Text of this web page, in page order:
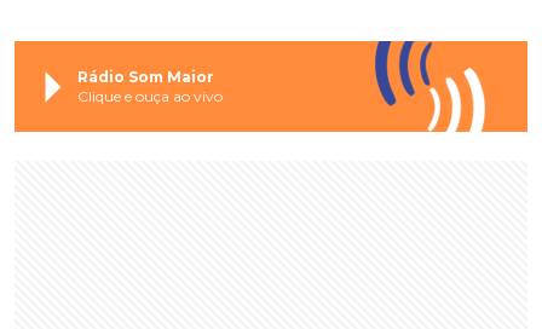
Rádio Som Maior
Clique e ouça ao vivo